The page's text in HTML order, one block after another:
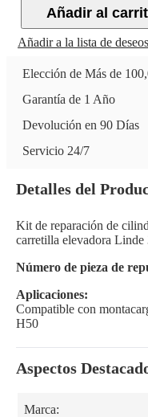
Añadir al
Añadir a la lista de deseos
Elección de Más de
Garantía de 1 Año
Devolución en 90 Días
Servicio 24/7
Detalles del
Kit de reparación de
carretilla elevadora
Número de pieza de
Aplicaciones:
Compatible con
H50
Aspectos
Marca: